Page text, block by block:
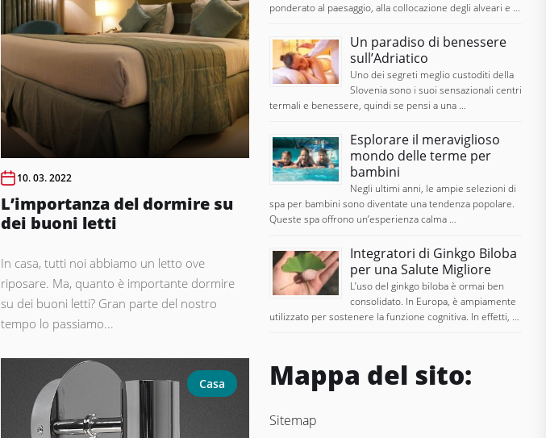
10. 03. 2022
L’importanza del dormire su
dei buoni letti
In casa, tutti noi abbiamo un letto ove
riposare. Ma, quanto è importante dormire
su dei buoni letti? Gran parte del nostro
tempo lo passiamo...
Casa
ponderato al paesaggio, alla collocazione degli alveari e …
Un paradiso di benessere
sull’Adriatico
Uno dei segreti meglio custoditi della
Slovenia sono i suoi sensazionali centri
termali e benessere, quindi se pensi a una …
Esplorare il meraviglioso
mondo delle terme per
bambini
Negli ultimi anni, le ampie selezioni di
spa per bambini sono diventate una tendenza popolare.
Queste spa offrono un’esperienza calma …
Integratori di Ginkgo Biloba
per una Salute Migliore
L’uso del ginkgo biloba è ormai ben
consolidato. In Europa, è ampiamente
utilizzato per sostenere la funzione cognitiva. In effetti, …
Mappa del sito:
Sitemap